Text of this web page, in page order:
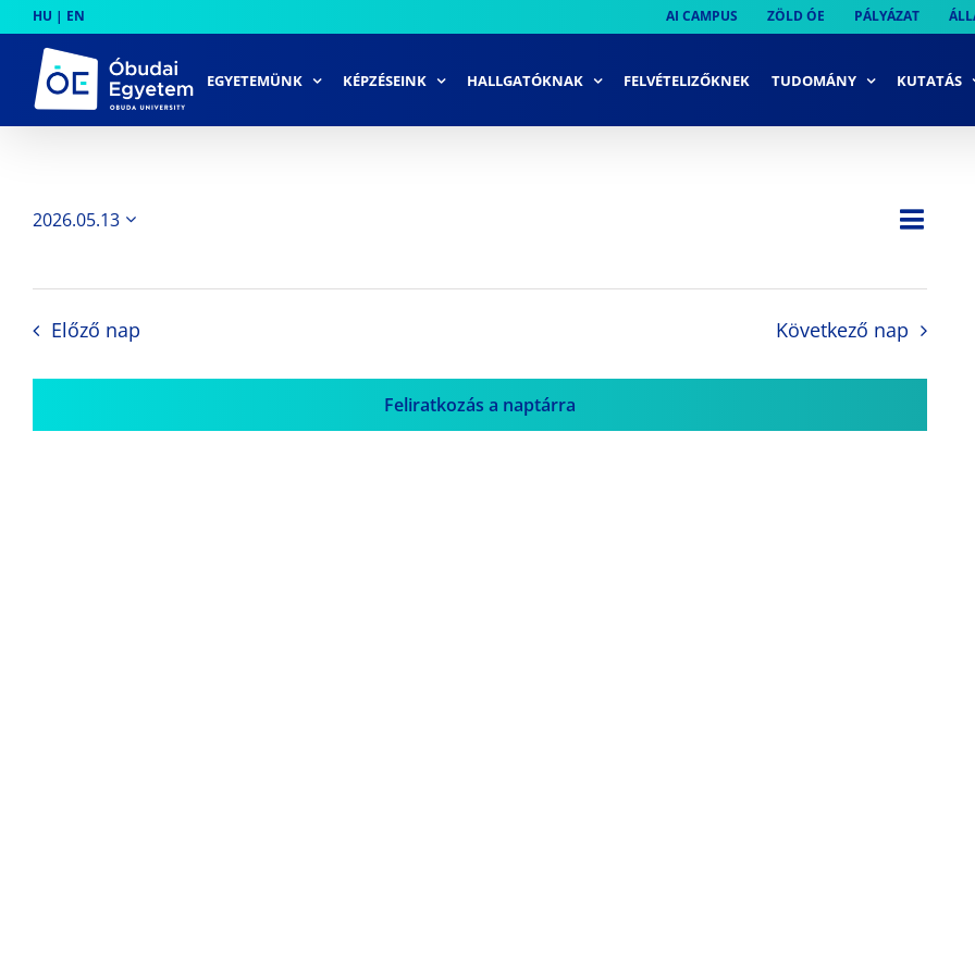
to
content
HU | EN AI CAMPUS ZÖLD ÓE PÁLYÁZAT
EGYETEMÜNK KÉPZÉSEINK HALLGATÓKNAK FELVÉTELIZŐKNEK TUDOMÁNY KUTATÁS
Nap
2026.05.13
Előző nap Következő nap
Feliratkozás a naptárra